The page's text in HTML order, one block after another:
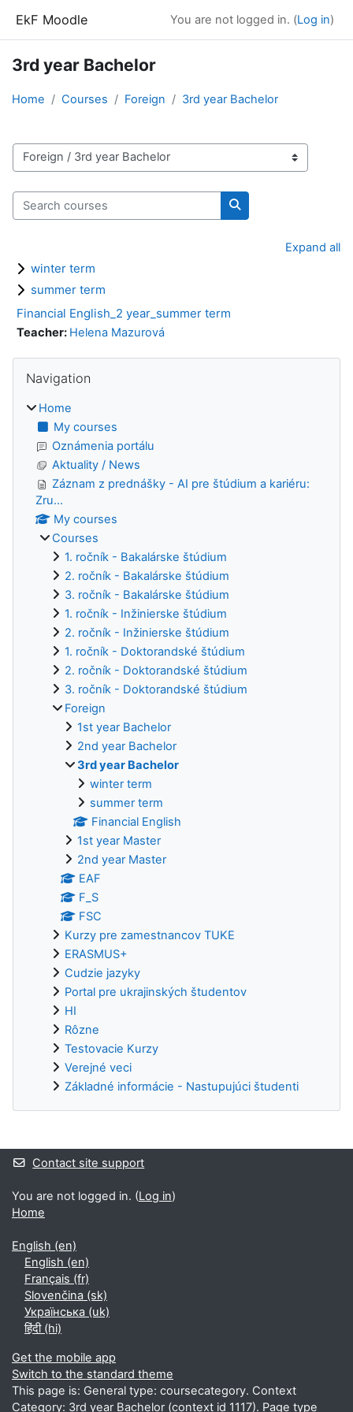
EkF Moodle You are not logged in. (Log in)
3rd year Bachelor
Home Courses Foreign 3rd year Bachelor
Course categories
Search courses
Search courses
Expand all
winter term
summer term
Financial English_2 year_summer term
Teacher: Helena Mazurová
Blocks
Navigation
Home
My courses
Oznámenia portálu
Aktuality / News
Záznam z prednášky - AI pre štúdium a kariéru:
Zru...
My courses
Courses
1. ročník - Bakalárske štúdium
2. ročník - Bakalárske štúdium
3. ročník - Bakalárske štúdium
1. ročník - Inžinierske štúdium
2. ročník - Inžinierske štúdium
1. ročník - Doktorandské štúdium
2. ročník - Doktorandské štúdium
3. ročník - Doktorandské štúdium
Foreign
1st year Bachelor
2nd year Bachelor
3rd year Bachelor
winter term
summer term
Financial English
1st year Master
2nd year Master
EAF
F_S
FSC
Kurzy pre zamestnancov TUKE
ERASMUS+
Cudzie jazyky
Portal pre ukrajinských študentov
HI
Rôzne
Testovacie Kurzy
Verejné veci
Základné informácie - Nastupujúci študenti
Supplementary blocks
Contact site support
You are not logged in. (Log in)
Home
English ‎(en)‎
English ‎(en)‎
Français ‎(fr)‎
Slovenčina ‎(sk)‎
Українська ‎(uk)‎
हिंदी ‎(hi)‎
Get the mobile app
Switch to the standard theme
This page is: General type: coursecategory. Context
Category: 3rd year Bachelor (context id 1117). Page type